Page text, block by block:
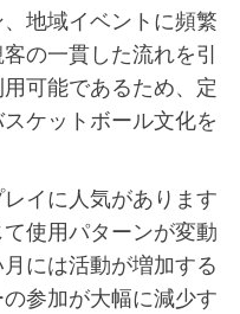
地域イベントに頻繁
の一貫した流れを引
可能であるため、定
ケットボール文化を
イに人気があります
使用パターンが変動
には活動が増加する
参加が大幅に減少す